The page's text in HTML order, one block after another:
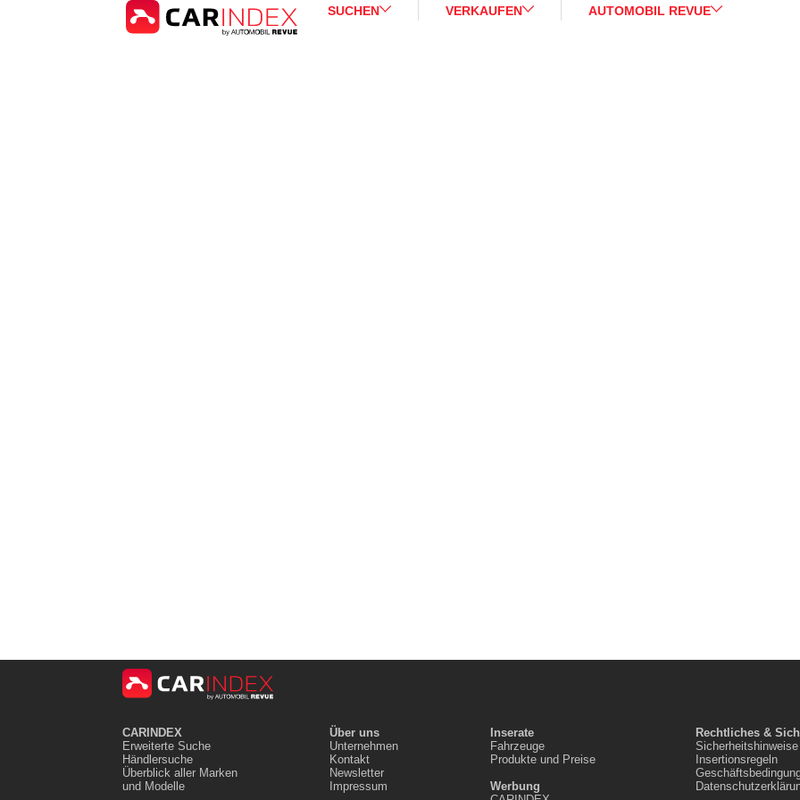
SUCHEN VERKAUFEN AUTOMOBIL REVUE
CARINDEX
Erweiterte Suche
Händlersuche
Überblick aller Marken
und Modelle
Über uns
Unternehmen
Kontakt
Newsletter
Impressum
Inserate
Fahrzeuge
Produkte und Preise
Werbung
Rechtliches &
Sicherheitshinweise
Insertionsregeln